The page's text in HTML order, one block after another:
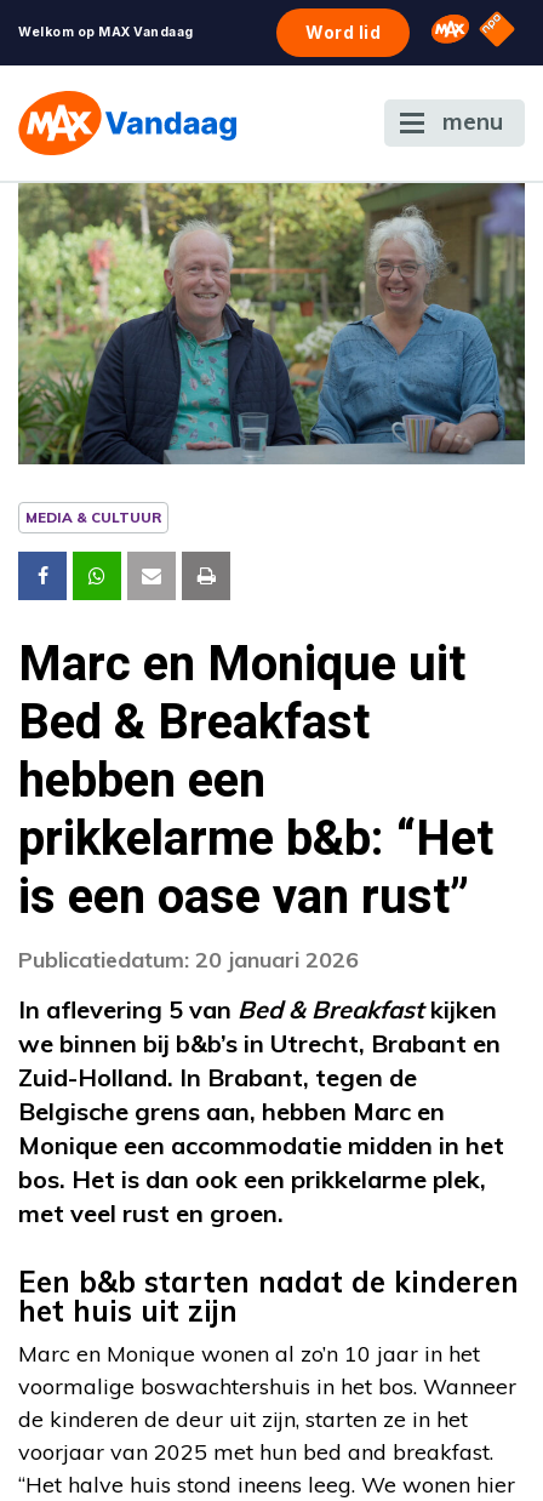
Welkom op MAX Vandaag Word lid Omroep
NPO
menu
MEDIA & CULTUUR
Marc en Monique uit
Bed & Breakfast
hebben een
prikkelarme b&b: “Het
is een oase van rust”
Publicatiedatum: 20 januari 2026
In aflevering 5 van Bed & Breakfastkijken
we binnen bij b&b’s in Utrecht, Brabant en
Zuid-Holland. In Brabant, tegen de
Belgische grens aan, hebben Marc en
Monique een accommodatie midden in het
bos. Het is dan ook een prikkelarme plek,
met veel rust en groen.
Een b&b starten nadat de kinderen
het huis uit zijn
Marc en Monique wonen al zo’n 10 jaar in het
voormalige boswachtershuis in het bos. Wanneer
de kinderen de deur uit zijn, starten ze in het
voorjaar van 2025 met hun bed and breakfast.
“Het halve huis stond ineens leeg. We wonen hier